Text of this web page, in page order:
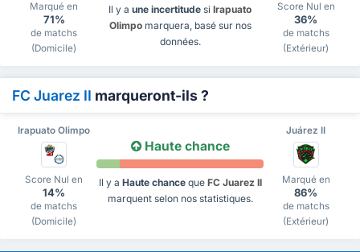
Marqué en
71%
de matchs
(Domicile)
Il y a une incertitude si Irapuato
Olimpomarquera, basé sur nos
données.
Score Nul en
36%
de matchs
(Extérieur)
FC Juarez II marqueront-ils ?
Irapuato Olimpo Juárez II
Score Nul en
14%
de matchs
(Domicile)
Haute chance
Il y a Haute chanceque FC Juarez II
marquent selon nos statistiques.
Marqué en
86%
de matchs
(Extérieur)